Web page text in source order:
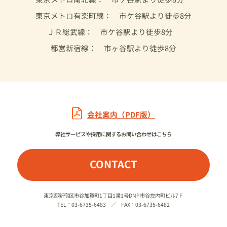
東京メトロ有楽町線： 市ケ谷駅より徒歩8分
ＪＲ総武線： 市ケ谷駅より徒歩8分
都営新宿線： 市ヶ谷駅より徒歩8分
会社案内（PDF版）
弊社サービスや採用に関するお問い合わせはこちら
CONTACT
東京都新宿区市谷加賀町1丁目1番1号DNP市谷左内町ビル7Ｆ
TEL：03-6735-6483 ／ FAX：03-6735-6482